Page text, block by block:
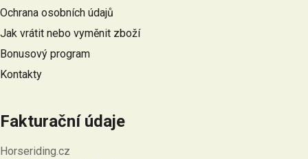
í
Ochrana osobních údajů
Jak vrátit nebo vyměnit zboží
Bonusový program
Kontakty
Fakturační údaje
Horseriding.cz